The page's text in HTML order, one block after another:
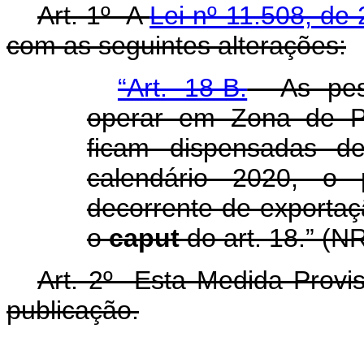
Art. 1º ALei nº 11.508, de
com as seguintes alterações:
“Art. 18-B.As
operar em Zona de
ficam dispensadas
calendário 2020, o
decorrente de
ocaputdo art. 18.”
Art. 2º Esta Medida
publicação.